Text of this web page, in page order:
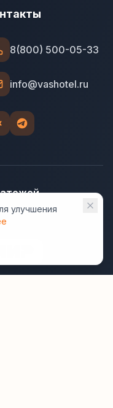
8(800) 500-05-33
info@vashotel.ru
надёжную
улучшения